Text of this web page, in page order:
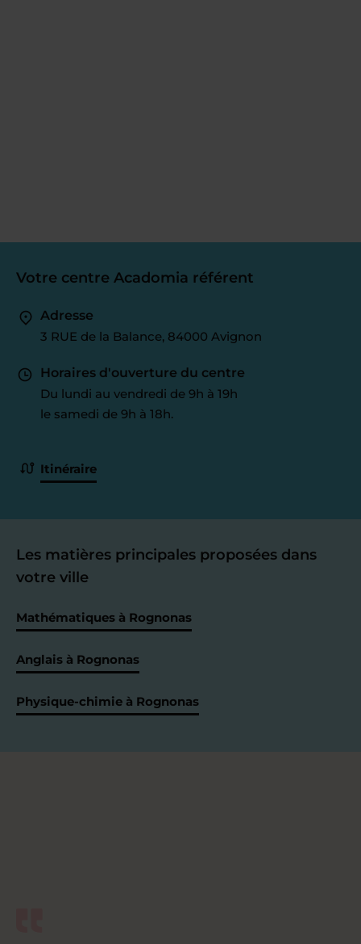
Votre centre Acadomia référent
Adresse
3 RUE de la Balance, 84000 Avignon
Horaires d'ouverture du centre
Du lundi au vendredi de 9h à 19h
le samedi de 9h à 18h.
Itinéraire
Les matières principales proposées dans
votre ville
Mathématiques à Rognonas
Anglais à Rognonas
Physique-chimie à Rognonas